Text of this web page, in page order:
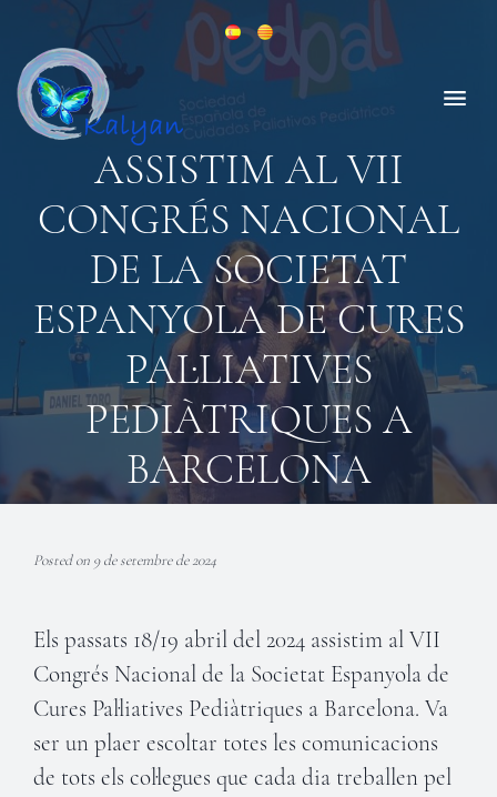
ASSISTIM AL VII
CONGRÉS NACIONAL
DE LA SOCIETAT
ESPANYOLA DE CURES
PAL·LIATIVES
PEDIÀTRIQUES A
BARCELONA
Posted on 9 de setembre de 2024
Els passats 18/19 abril del 2024 assistim al VII
Congrés Nacional de la Societat Espanyola de
Cures Pal·liatives Pediàtriques a Barcelona. Va
ser un plaer escoltar totes les comunicacions
de tots els col·legues que cada dia treballen pel